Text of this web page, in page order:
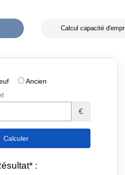
Calcul capacité